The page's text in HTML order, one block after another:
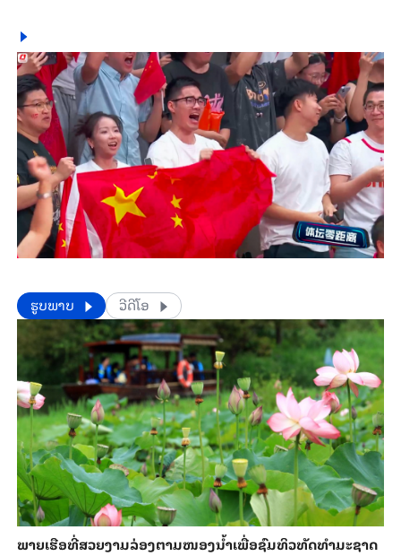
​​ຮູບພາບ ວີດີໂອ
ພາຍ​ເຮືອທີ່​ສວຍ​ງາມ​ລ່ອງ​ຕາມ​​ໜອງນ້ຳ​​ເພື່ອ​ຊົມ​ທິວ​ທັດ​ທຳ​ມະ​ຊາດ